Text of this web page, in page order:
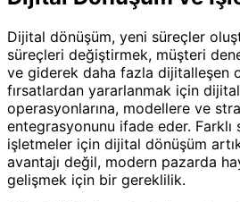
Dijital dönüşüm, yeni süreçler
süreçleri değiştirmek, müşteri
ve giderek daha fazla dijitalleşen
fırsatlardan yararlanmak için
operasyonlarına, modellere ve
entegrasyonunu ifade eder. Farklı
işletmeler için dijital dönüşüm
avantajı değil, modern pazarda
gelişmek için bir gereklilik.